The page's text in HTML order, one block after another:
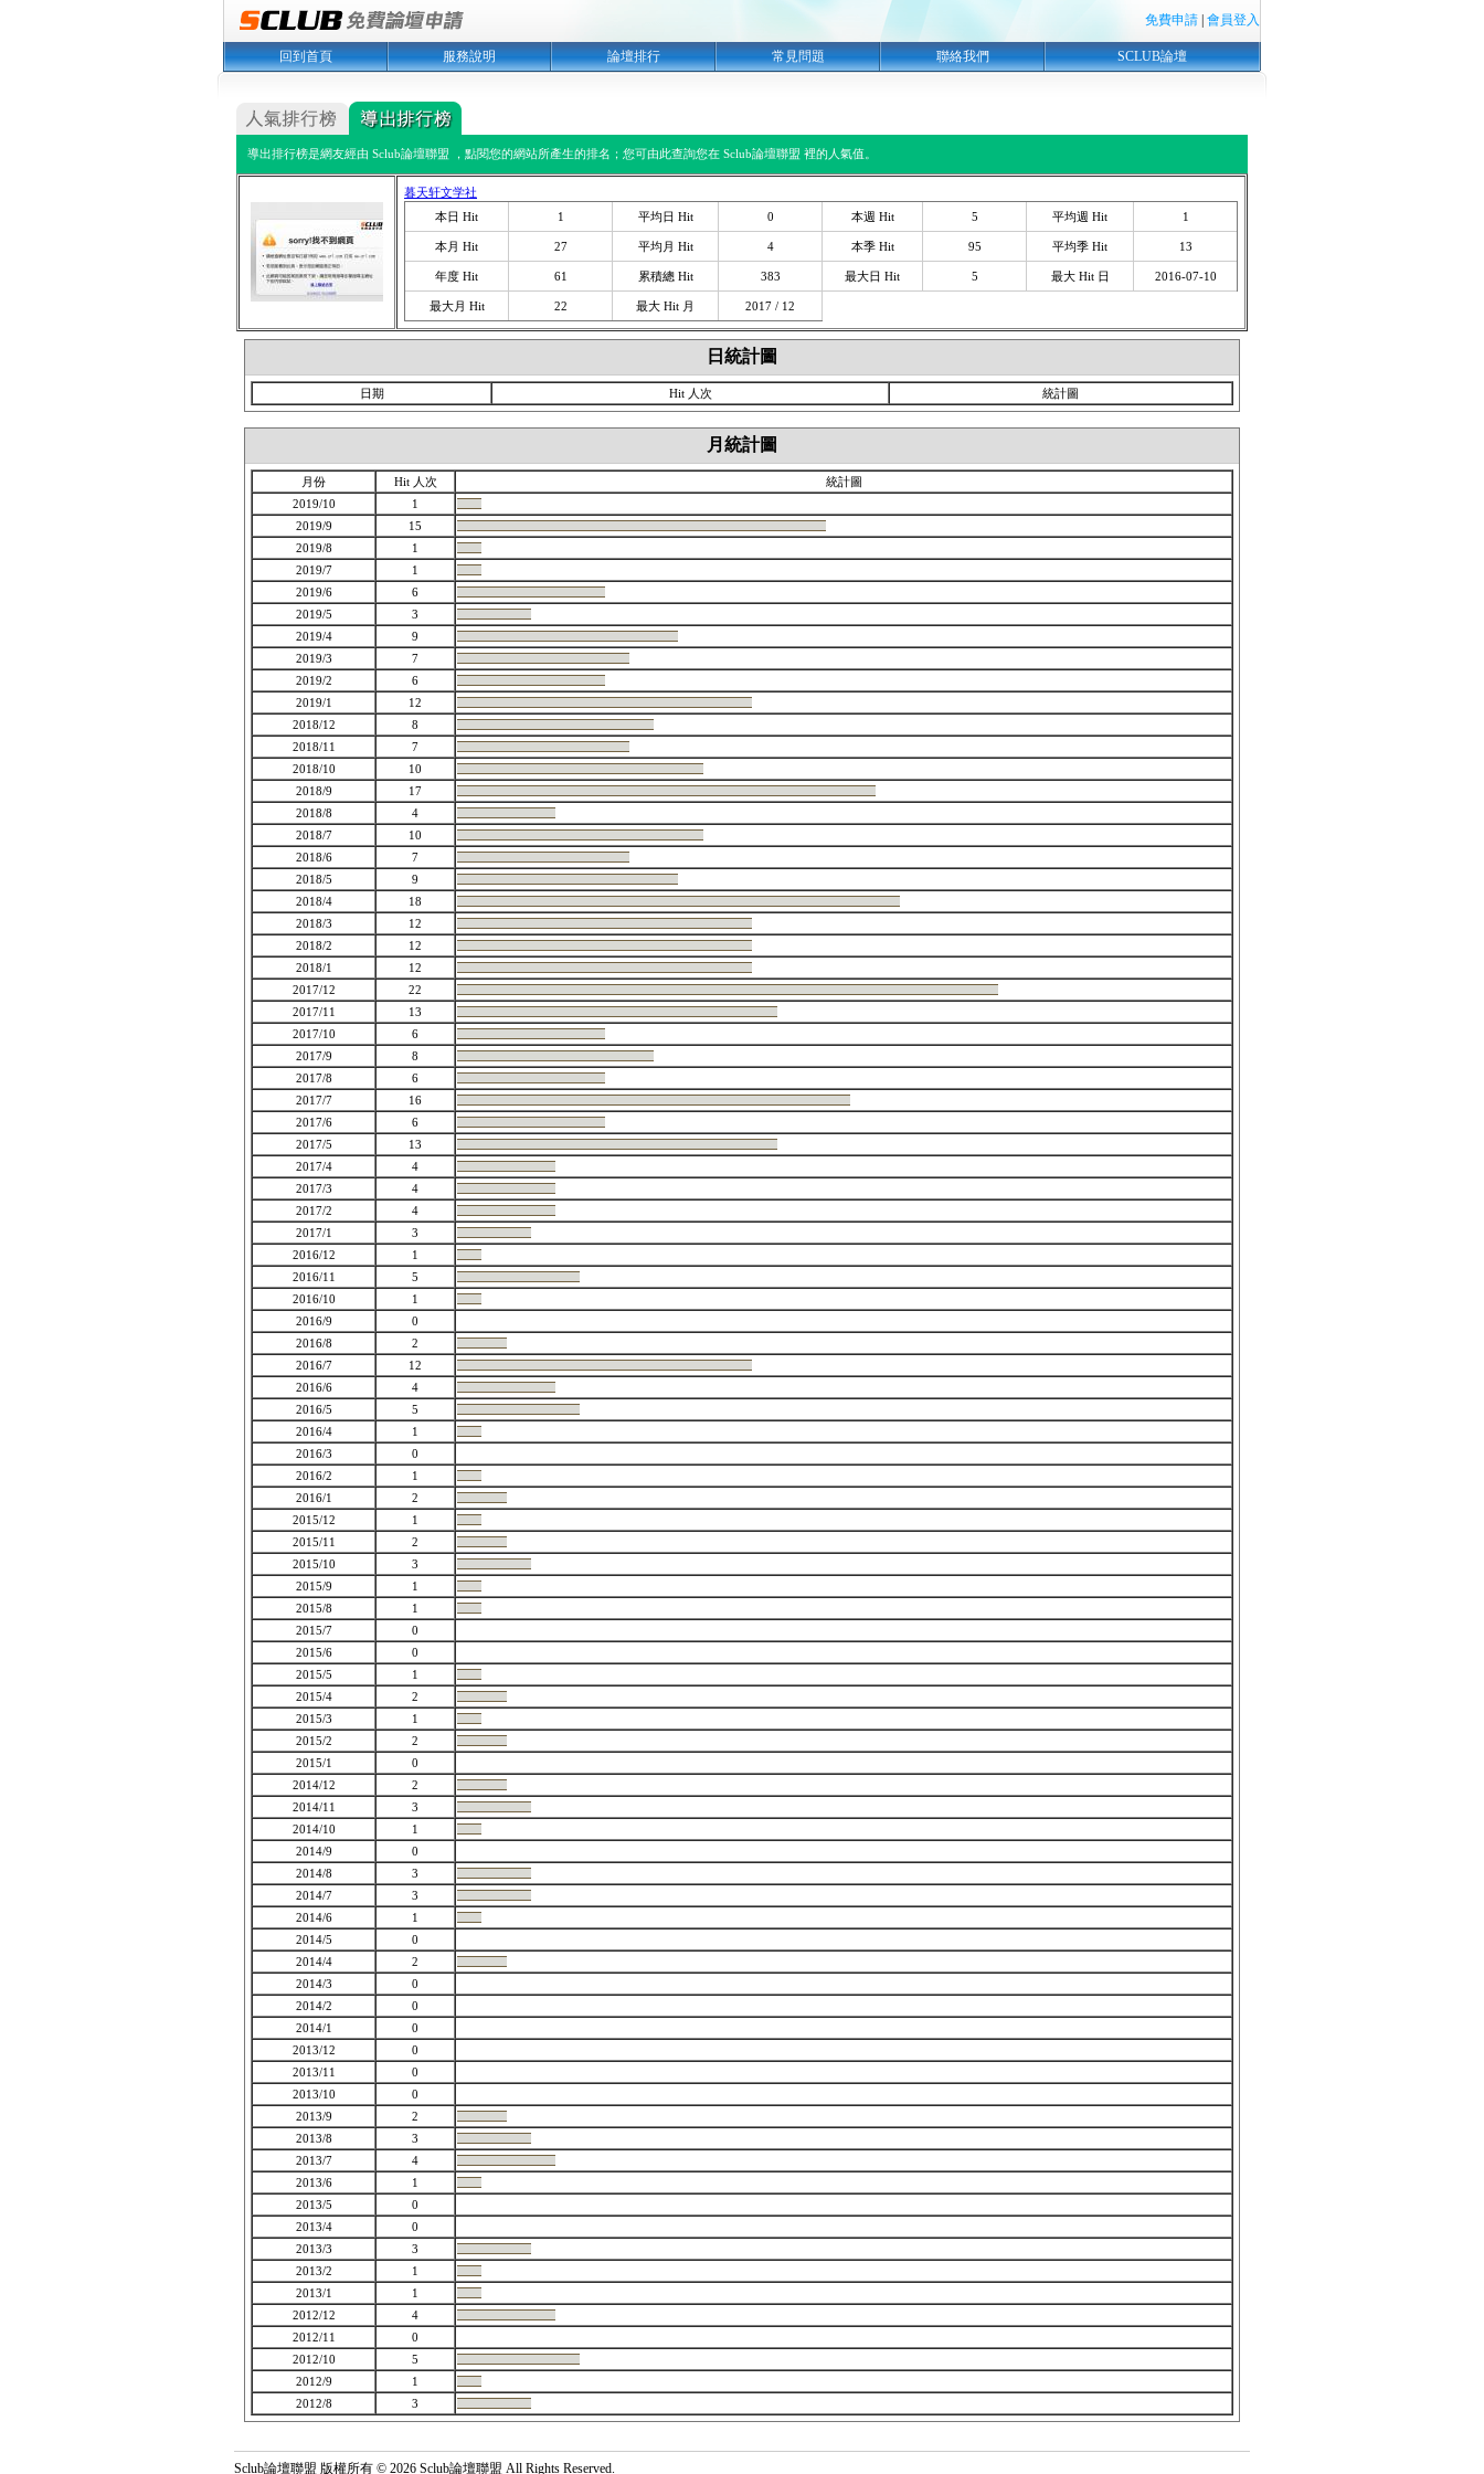
免費申請 會員登入
回到首頁 服務說明 論壇排行 常見問題 聯絡我們 SCLUB論壇
導出排行榜是網友經由 Sclub論壇聯盟 ，點閱您的網站所產生的排名；您可由此查詢您在 Sclub論壇聯盟 裡的人氣值。
暮天轩文学社
本日 Hit
1 平均日 Hit 0 本週 Hit 5 平均週 Hit 1
本月 Hit 27 平均月 Hit 4 本季 Hit 95 平均季 Hit 13
年度 Hit 61 累積總 Hit 383 最大日 Hit 5 最大 Hit 日 2016-07-10
最大月 Hit 22 最大 Hit 月 2017 / 12
日統計圖
日期 Hit 人次 統計圖
月統計圖
月份 Hit 人次
統計圖
2019/10
1
2019/9
15
2019/8
1
2019/7
1
2019/6
6
2019/5
3
2019/4
9
2019/3
7
2019/2
6
2019/1
12
2018/12
8
2018/11
7
2018/10
10
2018/9
17
2018/8
4
2018/7
10
2018/6
7
2018/5
9
2018/4
18
2018/3
12
2018/2
12
2018/1
12
2017/12
22
2017/11
13
2017/10
6
2017/9
8
2017/8
6
2017/7
16
2017/6
6
2017/5
13
2017/4
4
2017/3
4
2017/2
4
2017/1
3
2016/12
1
2016/11
5
2016/10
1
2016/9
0
2016/8
2
2016/7
12
2016/6
4
2016/5
5
2016/4
1
2016/3
0
2016/2
1
2016/1
2
2015/12
1
2015/11
2
2015/10
3
2015/9
1
2015/8
1
2015/7
0
2015/6
0
2015/5
1
2015/4
2
2015/3
1
2015/2
2
2015/1
0
2014/12
2
2014/11
3
2014/10
1
2014/9
0
2014/8
3
2014/7
3
2014/6
1
2014/5
0
2014/4
2
2014/3
0
2014/2
0
2014/1
0
2013/12
0
2013/11
0
2013/10
0
2013/9
2
2013/8
3
2013/7
4
2013/6
1
2013/5
0
2013/4
0
2013/3
3
2013/2
1
2013/1
1
2012/12
4
2012/11
0
2012/10
5
2012/9
1
2012/8
3
Sclub論壇聯盟 版權所有 © 2026 Sclub論壇聯盟 All Rights Reserved.